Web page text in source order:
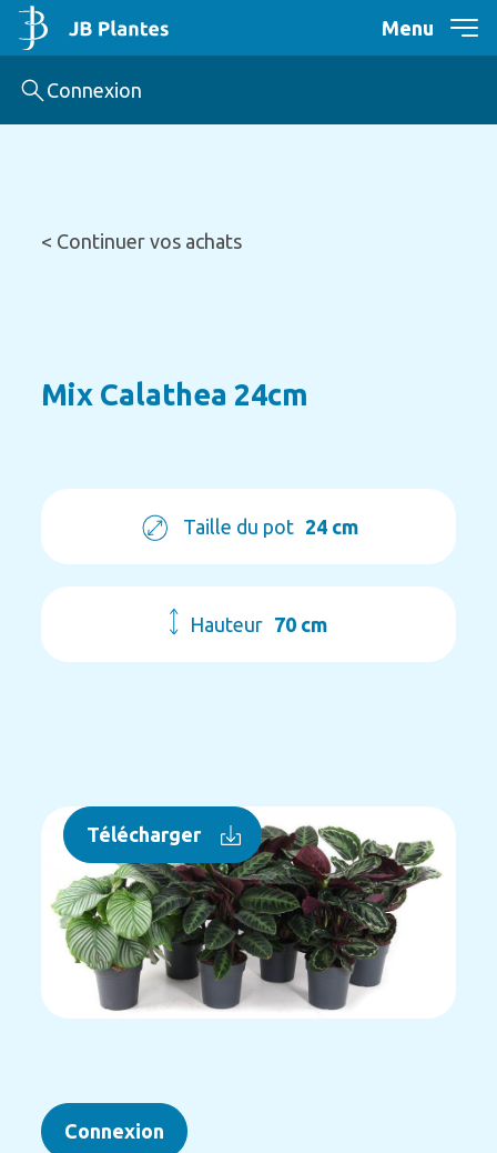
Menu
Connexion
< Continuer vos achats
Mix Calathea 24cm
Taille du pot 24 cm
Hauteur 70 cm
Télécharger
Connexion